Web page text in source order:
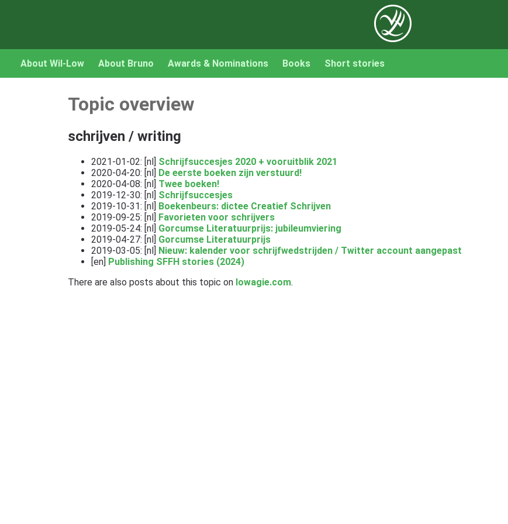
About Wil-Low About Bruno Awards & Nominations Books Short stories
Topic overview
schrijven / writing
2021-01-02: [nl] Schrijfsuccesjes 2020 + vooruitblik 2021
2020-04-20: [nl] De eerste boeken zijn verstuurd!
2020-04-08: [nl] Twee boeken!
2019-12-30: [nl] Schrijfsuccesjes
2019-10-31: [nl] Boekenbeurs: dictee Creatief Schrijven
2019-09-25: [nl] Favorieten voor schrijvers
2019-05-24: [nl] Gorcumse Literatuurprijs: jubileumviering
2019-04-27: [nl] Gorcumse Literatuurprijs
2019-03-05: [nl] Nieuw: kalender voor schrijfwedstrijden / Twitter account aangepast
[en] Publishing SFFH stories (2024)
There are also posts about this topic on lowagie.com.